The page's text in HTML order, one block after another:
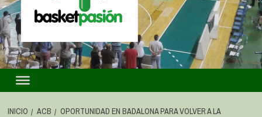
INICIO ACB
OPORTUNIDAD EN BADALONA PARA VOLVER A LA